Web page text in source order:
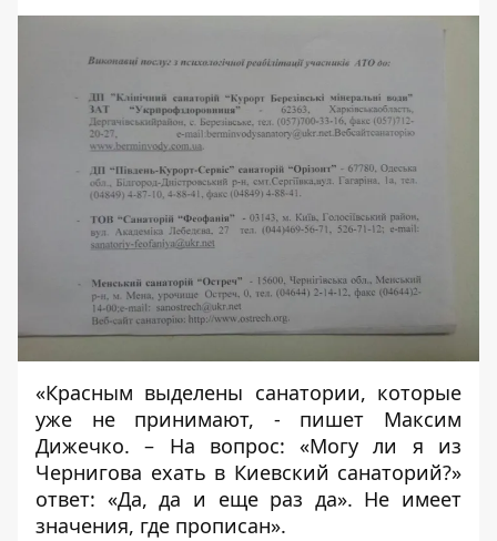
«Красным выделены санатории, которые
уже не принимают, - пишет Максим
Дижечко. – На вопрос: «Могу ли я из
Чернигова ехать в Киевский санаторий?»
ответ: «Да, да и еще раз да». Не имеет
значения, где прописан».